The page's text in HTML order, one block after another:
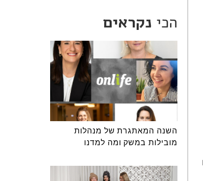
הכי נקראים
השנה המאתגרת של מנהלות
מובילות במשק ומה למדנו